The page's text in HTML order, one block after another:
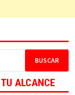
ALCANCE